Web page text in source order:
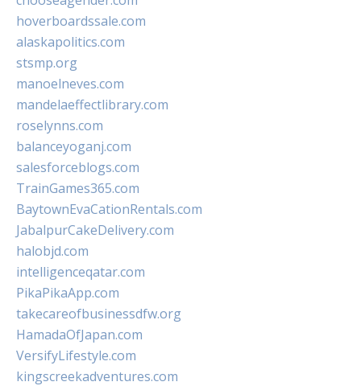
hoverboardssale.com
alaskapolitics.com
stsmp.org
manoelneves.com
mandelaeffectlibrary.com
roselynns.com
balanceyoganj.com
salesforceblogs.com
TrainGames365.com
BaytownEvaCationRentals.com
JabalpurCakeDelivery.com
halobjd.com
intelligenceqatar.com
PikaPikaApp.com
takecareofbusinessdfw.org
HamadaOfJapan.com
VersifyLifestyle.com
kingscreekadventures.com